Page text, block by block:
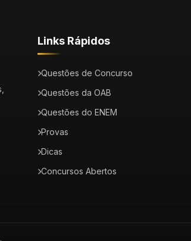
Links Rápidos
Questões de Concurso
Questões da OAB
Questões do ENEM
Provas
Dicas
Concursos Abertos